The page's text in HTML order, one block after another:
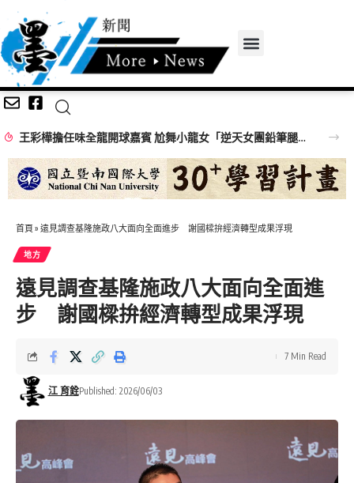
王彩樺擔任味全龍開球嘉賓 尬舞小龍女「逆天女團鉛筆腿」搶鏡
首頁 » 遠見調查基隆施政八大面向全面進步 謝國樑拚經濟轉型成果浮現
地方
遠見調查基隆施政八大面向全面進
步 謝國樑拚經濟轉型成果浮現
江 育銓Published: 2026/06/03
7 Min Read